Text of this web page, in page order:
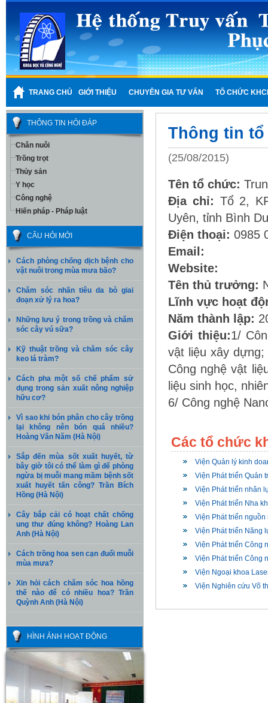
TRANG CHỦ GIỚI THIỆU CHUYÊN GIA TƯ VẤN TỔ CHỨC
THÔNG TIN HỎI ĐÁP
Chăn nuôi
Trồng trọt
Thủy sản
Y học
Công nghệ
Hiến pháp - Pháp luật
CÂU HỎI MỚI
Cách phòng chống dịch bệnh cho
vật nuôi trong mùa mưa bão?
Chăm sóc nhãn tiêu da bò giai
đoạn xử lý ra hoa?
Những lưu ý trong trồng và chăm
sóc cây vú sữa?
Kỹ thuật trồng và chăm sóc cây
keo lá tràm?
Cách pha một số chế phẩm sử
dụng trong sản xuất nông nghiệp
hữu cơ?
Vì sao khi bón phân cho cây trồng
lại không nên bón quá nhiều?
Hoàng Văn Năm (Hà Nội)
Sắp đến mùa sốt xuất huyết, từ
bây giờ tôi có thể làm gì để phòng
ngừa bị muỗi mang mầm bệnh sốt
xuất huyết tấn công? Trần Bích
Hồng (Hà Nội)
Cây bắp cải có hoạt chất chống
ung thư đúng không? Hoàng Lan
Anh (Hà Nội)
Cách trồng hoa sen cạn đuổi muỗi
mùa mưa?
Xin hỏi cách chăm sóc hoa hồng
thế nào để có nhiều hoa? Trần
Quỳnh Anh (Hà Nội)
HÌNH ẢNH HOẠT ĐỘNG
Thông tin
(25/08/2015)
Tên tổ chức:
Địa chỉ: Tổ 2,
Uyên, tỉnh Bình
Điện thoại: 0985
Email:
Website:
Tên thủ trưởng:
Lĩnh vực hoạt
Năm thành lập:
Giới thiệu:1/
vật liệu xây
Công nghệ vật
liệu sinh học,
6/ Công nghệ
Các tổ chức
Viện Quản lý kinh
Viện Phát triển Quản
Viện Phát triển nhân
Viện Phát triển Nha
Viện Phát triển
Viện Phát triển Năng
Viện Phát triển Công
Viện Phát triển Công
Viện Ngoại khoa
Viện Nghiên cứu Võ